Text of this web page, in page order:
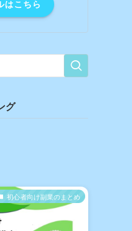
はこちら
グ
初心者向け副業のまとめ